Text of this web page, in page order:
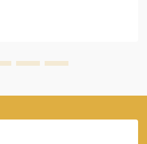
medie dimensioni, cantieri
generatore da 30 kVA si